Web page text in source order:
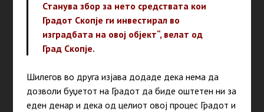
Станува збор за нето средствата кои
Градот Скопје ги инвестирал во
изградбата на овој објект“, велат од
Град Скопје.
Шилегов во друга изјава додаде дека нема да
дозволи буџетот на Градот да биде оштетен ни за
еден денар и дека од целиот овој процес Градот и